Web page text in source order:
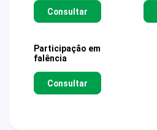
Consultar
Participação em
falência
Consultar